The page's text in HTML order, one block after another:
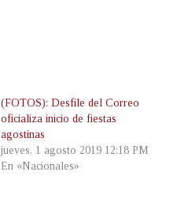
(FOTOS): Desfile del Correo
oficializa inicio de fiestas
agostinas
jueves, 1 agosto 2019 12:18 PM
En «Nacionales»